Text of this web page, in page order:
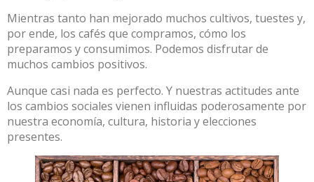
Mientras tanto han mejorado muchos cultivos, tuestes y,
por ende, los cafés que compramos, cómo los
preparamos y consumimos. Podemos disfrutar de
muchos cambios positivos.
Aunque casi nada es perfecto. Y nuestras actitudes ante
los cambios sociales vienen influidas poderosamente por
nuestra economía, cultura, historia y elecciones
presentes.